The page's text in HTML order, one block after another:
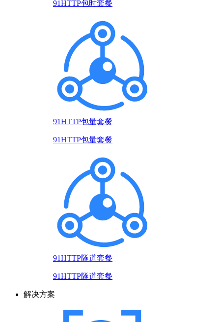
91HTTP包时套餐
91HTTP包量套餐
91HTTP包量套餐
91HTTP隧道套餐
91HTTP隧道套餐
解决方案